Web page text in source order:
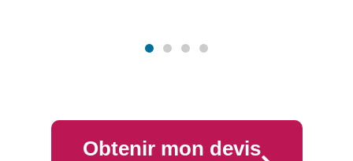
Obtenir mon devis